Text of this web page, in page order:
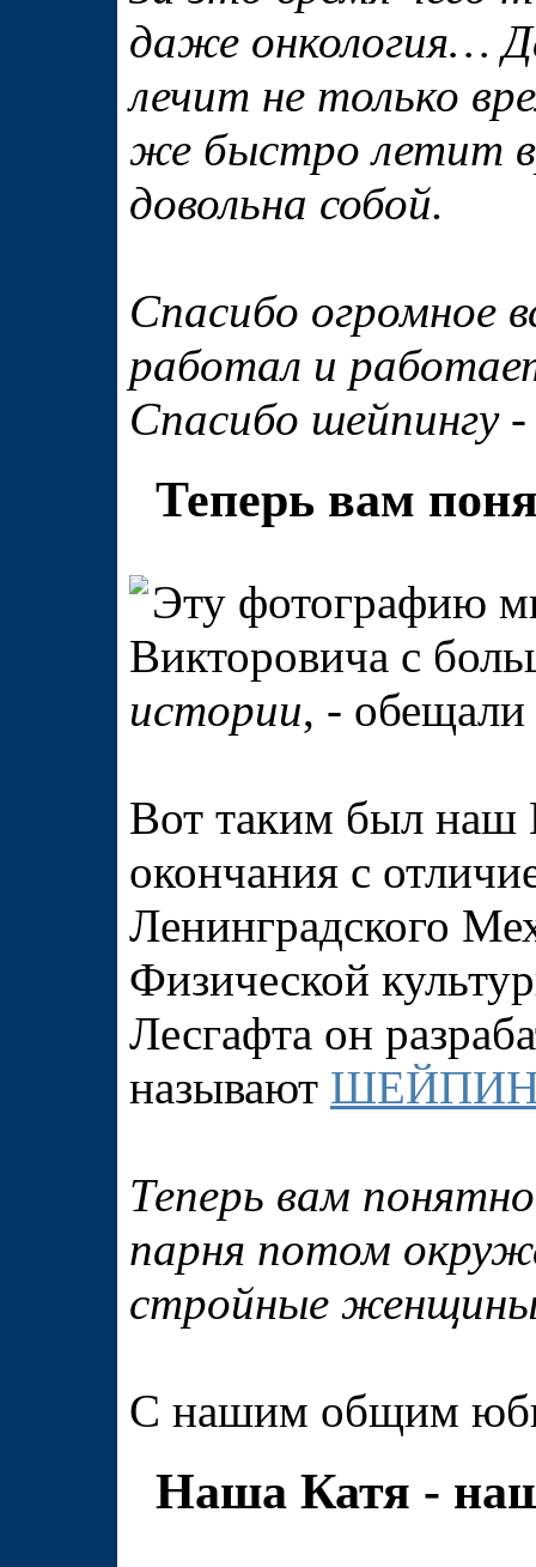
даже онкология…
лечит не только
же быстро летит
довольна собой.
Спасибо огромное
работал и
Спасибо
Теперь вам
Эту фотографию
Викторовича с
истории, -
Вот таким был наш
окончания с
Ленинградского
Физической
Лесгафта он
называют
Теперь вам
парня потом
стройные
С нашим общим
Наша Катя -